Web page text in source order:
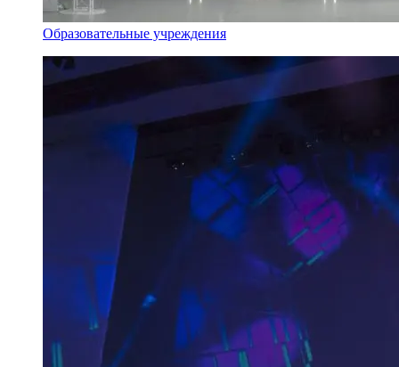
Образовательные учреждения